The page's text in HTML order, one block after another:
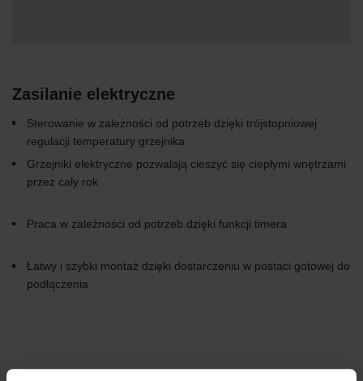
Zasilanie elektryczne
Sterowanie w zależności od potrzeb dzięki trójstopniowej
regulacji temperatury grzejnika
Grzejniki elektryczne pozwalają cieszyć się ciepłymi wnętrzami
przez cały rok
Praca w zależności od potrzeb dzięki funkcji timera
Łatwy i szybki montaż dzięki dostarczeniu w postaci gotowej do
podłączenia